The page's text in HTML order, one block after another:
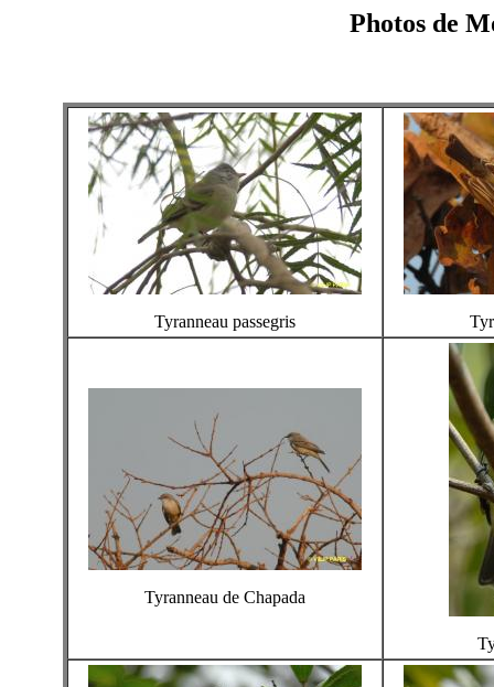
Photos de
Tyranneau passegris
Tyranneau de Chapada